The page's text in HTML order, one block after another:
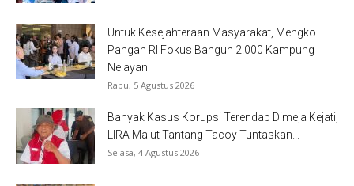
Untuk Kesejahteraan Masyarakat, Mengko
Pangan RI Fokus Bangun 2.000 Kampung
Nelayan
Rabu, 5 Agustus 2026
Banyak Kasus Korupsi Terendap Dimeja Kejati,
LIRA Malut Tantang Tacoy Tuntaskan...
Selasa, 4 Agustus 2026